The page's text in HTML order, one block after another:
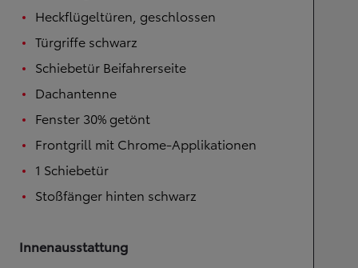
Heckflügeltüren, geschlossen
Türgriffe schwarz
Schiebetür Beifahrerseite
Dachantenne
Fenster 30% getönt
Frontgrill mit Chrome-Applikationen
1 Schiebetür
Stoßfänger hinten schwarz
Innenausstattung